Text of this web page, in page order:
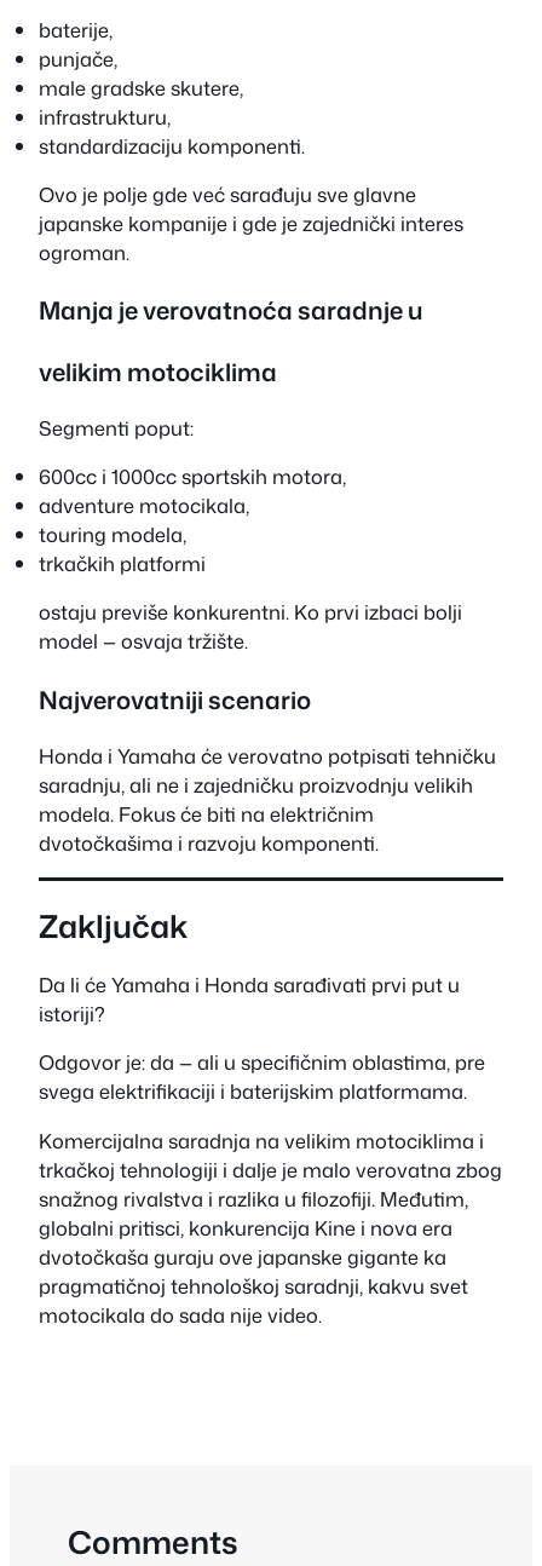
baterije,
punjače,
male gradske skutere,
infrastrukturu,
standardizaciju komponenti.
Ovo je polje gde već sarađuju sve glavne
japanske kompanije i gde je zajednički interes
ogroman.
Manja je verovatnoća saradnje u
velikim motociklima
Segmenti poput:
600cc i 1000cc sportskih motora,
adventure motocikala,
touring modela,
trkačkih platformi
ostaju previše konkurentni. Ko prvi izbaci bolji
model — osvaja tržište.
Najverovatniji scenario
Honda i Yamaha će verovatno potpisati tehničku
saradnju, ali ne i zajedničku proizvodnju velikih
modela. Fokus će biti na električnim
dvotočkašima i razvoju komponenti.
Zaključak
Da li će Yamaha i Honda sarađivati prvi put u
istoriji?
Odgovor je: da — ali u specifičnim oblastima, pre
svega elektrifikaciji i baterijskim platformama.
Komercijalna saradnja na velikim motociklima i
trkačkoj tehnologiji i dalje je malo verovatna zbog
snažnog rivalstva i razlika u filozofiji. Međutim,
globalni pritisci, konkurencija Kine i nova era
dvotočkaša guraju ove japanske gigante ka
pragmatičnoj tehnološkoj saradnji, kakvu svet
motocikala do sada nije video.
Comments